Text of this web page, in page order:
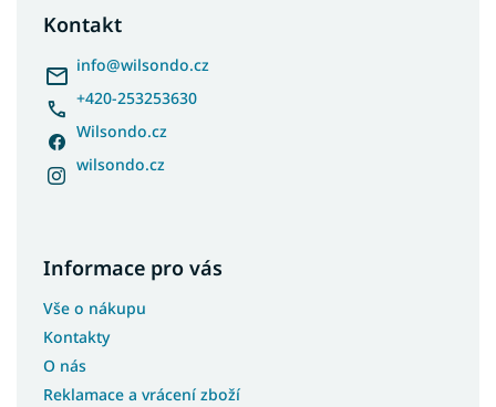
Kontakt
info@wilsondo.cz
+420-253253630
Wilsondo.cz
wilsondo.cz
Informace pro vás
Vše o nákupu
Kontakty
O nás
Reklamace a vrácení zboží